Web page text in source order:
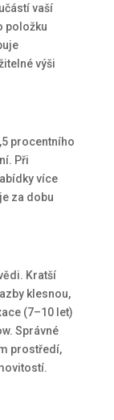
vaší
položku
výši
procentního
Při
více
za dobu
Kratší
klesnou,
(7–10 let)
Správné
prostředí,